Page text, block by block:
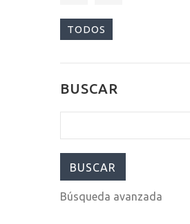
TODOS
BUSCAR
Búsqueda avanzada